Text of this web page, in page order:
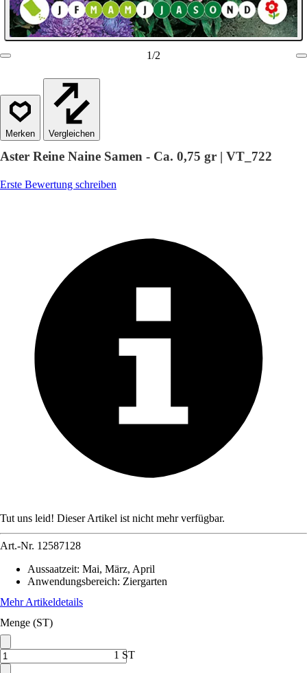
1/2
Vergleichen
Aster Reine Naine Samen - Ca. 0,75 gr | VT_722
Erste Bewertung schreiben
Tut uns leid! Dieser Artikel ist nicht mehr verfügbar.
Art.-Nr. 12587128
Aussaatzeit: Mai, März, April
Anwendungsbereich: Ziergarten
Mehr Artikeldetails
Menge (ST)
1 ST